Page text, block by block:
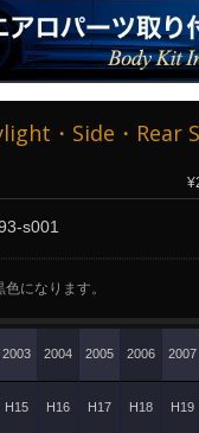
・Side・Rear
s001
になります。
2003 2004 2005 2006 2007
H15 H16 H17 H18 H19